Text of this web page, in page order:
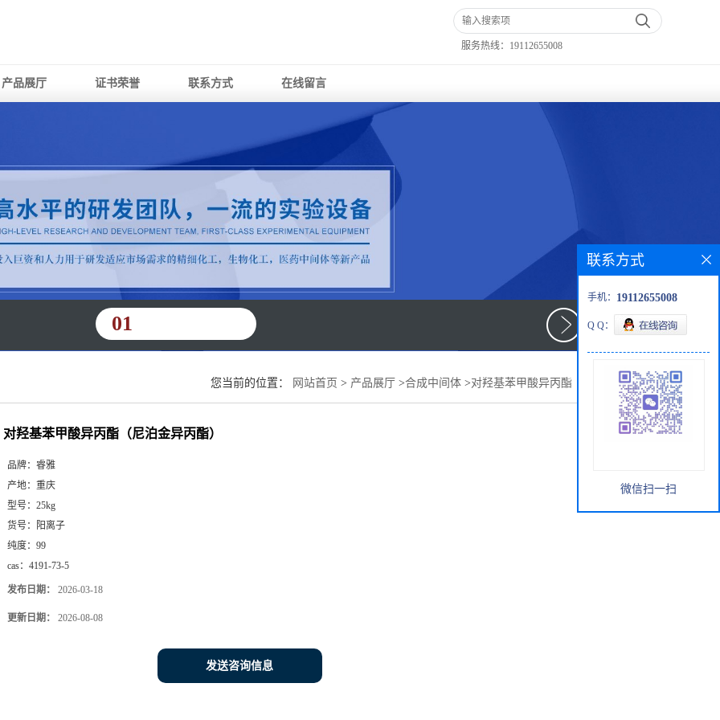
服务热线： 19112655008
产品展厅 证书荣誉 联系方式 在线留言
01
您当前的位置： 网站首页 > 产品展厅 >合成中间体 >对羟基苯甲酸异丙酯（尼泊金异丙酯）
对羟基苯甲酸异丙酯（尼泊金异丙酯）
品牌： 睿雅
产地： 重庆
型号： 25kg
货号：
阳离子
纯度： 99
cas： 4191-73-5
发布日期： 2026-03-18
更新日期： 2026-08-08
发送咨询信息
联系方式
手机： 19112655008
Q Q：
微信扫一扫